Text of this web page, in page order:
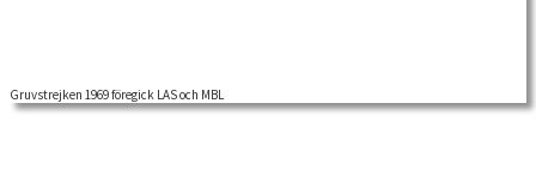
Gruvstrejken 1969 föregick LAS och MBL